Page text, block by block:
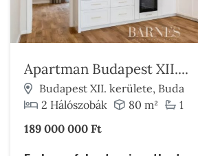
Apartman Budapest XII....
Budapest XII. kerülete, Buda
2 Hálószobák
80 m²
1
189 000 000 Ft